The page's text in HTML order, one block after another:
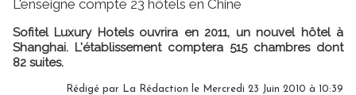
L'enseigne compte 23 hôtels en Chine
Sofitel Luxury Hotels ouvrira en 2011, un nouvel hôtel à
Shanghai. L'établissement comptera 515 chambres dont
82 suites.
Rédigé par La Rédaction le Mercredi 23 Juin 2010 à 10:39